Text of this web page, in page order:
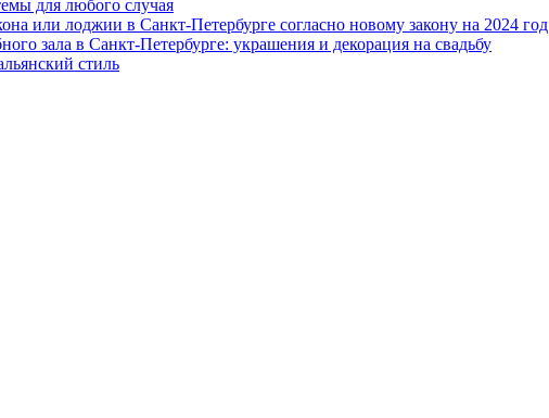
для любого случая
или лоджии в Санкт-Петербурге согласно новому закону на 2024 год
зала в Санкт-Петербурге: украшения и декорация на свадьбу
стиль